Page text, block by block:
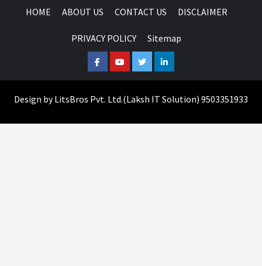
HOME ABOUT US CONTACT US DISCLAIMER
PRIVACY POLICY Sitemap
FacebookYoutubeTwitterLinkedin
Design byLitsBros Pvt. Ltd.(Laksh IT Solution) 9503351933